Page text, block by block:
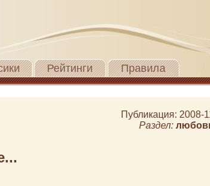
Рейтинги Правила
Публикация: 2008-
Раздел: